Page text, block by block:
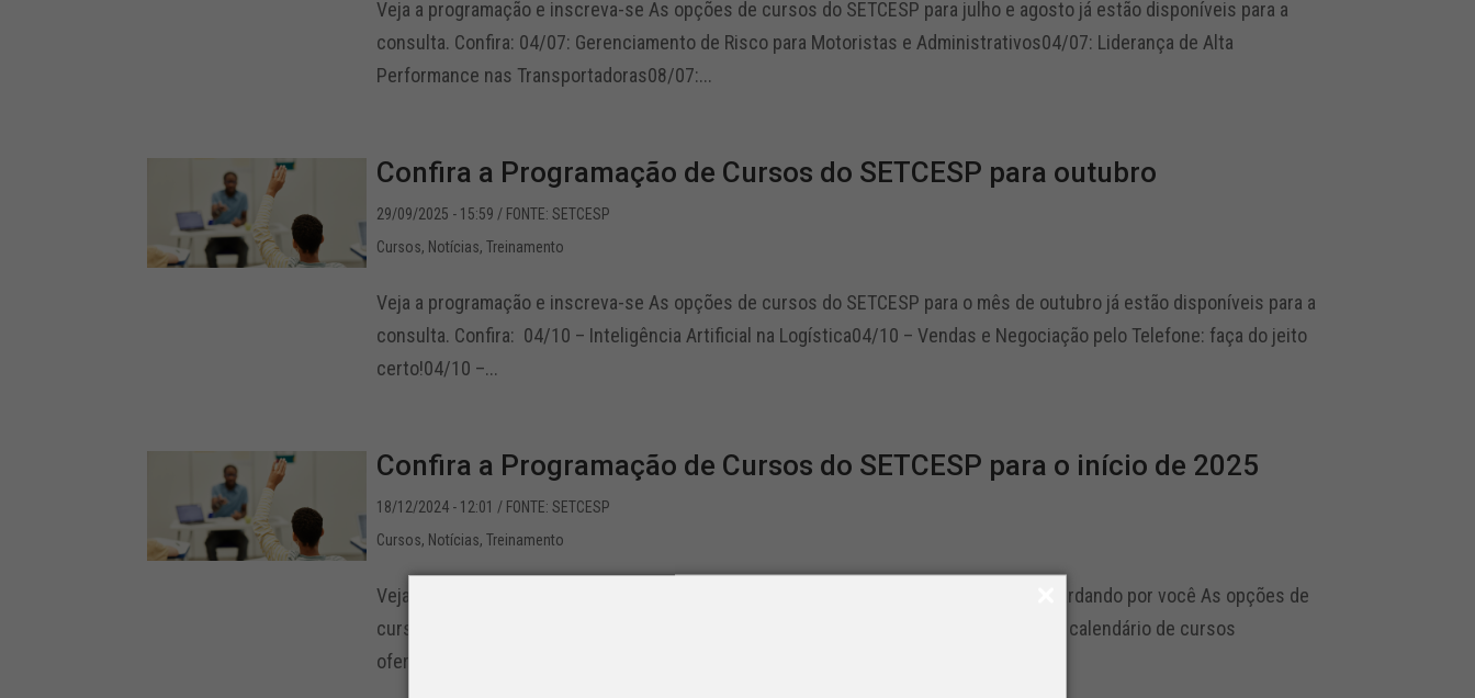
Veja a programação e inscreva-se As opções de cursos do SETCESP para julho e agosto já estão disponíveis para a
consulta. Confira: 04/07: Gerenciamento de Risco para Motoristas e Administrativos04/07: Liderança de Alta
Performance nas Transportadoras08/07:...
Confira a Programação de Cursos do SETCESP para outubro
29/09/2025 - 15:59 / FONTE: SETCESP
Cursos, Notícias,Treinamento
Veja a programação e inscreva-se As opções de cursos do SETCESP para o mês de outubro já estão disponíveis para a
consulta. Confira: 04/10 – Inteligência Artificial na Logística04/10 – Vendas e Negociação pelo Telefone: faça do jeito
certo!04/10 –...
Confira a Programação de Cursos do SETCESP para o início de 2025
18/12/2024 - 12:01 / FONTE: SETCESP
Cursos, Notícias,Treinamento
Veja a programação e inscreva-se O 1ºtrimestre já tem uma programação especial aguardando por você As opções de
cursos do SETCESP para o 1º trimestre de 2025 já estão disponíveis para a consulta. O calendário de cursos
oferecidos pela entidade se inicia no dia 18 de...